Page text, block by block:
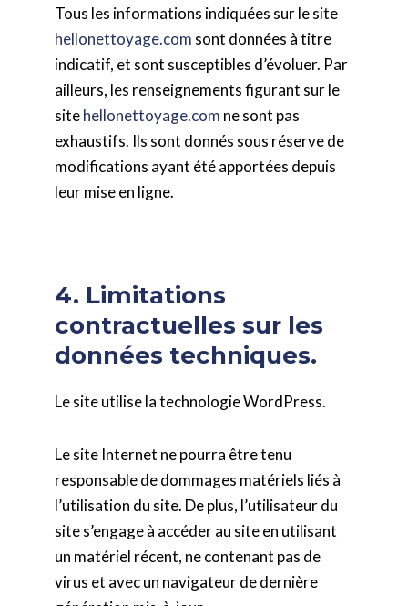
Tous les informations indiquées sur le site
hellonettoyage.com sont données à titre
indicatif, et sont susceptibles d’évoluer. Par
ailleurs, les renseignements figurant sur le
sitehellonettoyage.com ne sont pas
exhaustifs. Ils sont donnés sous réserve de
modifications ayant été apportées depuis
leur mise en ligne.
4. Limitations
contractuelles sur les
données techniques.
Le site utilise la technologie WordPress.
Le site Internet ne pourra être tenu
responsable de dommages matériels liés à
l’utilisation du site. De plus, l’utilisateur du
site s’engage à accéder au site en utilisant
un matériel récent, ne contenant pas de
virus et avec un navigateur de dernière